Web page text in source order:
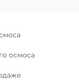
осмоса